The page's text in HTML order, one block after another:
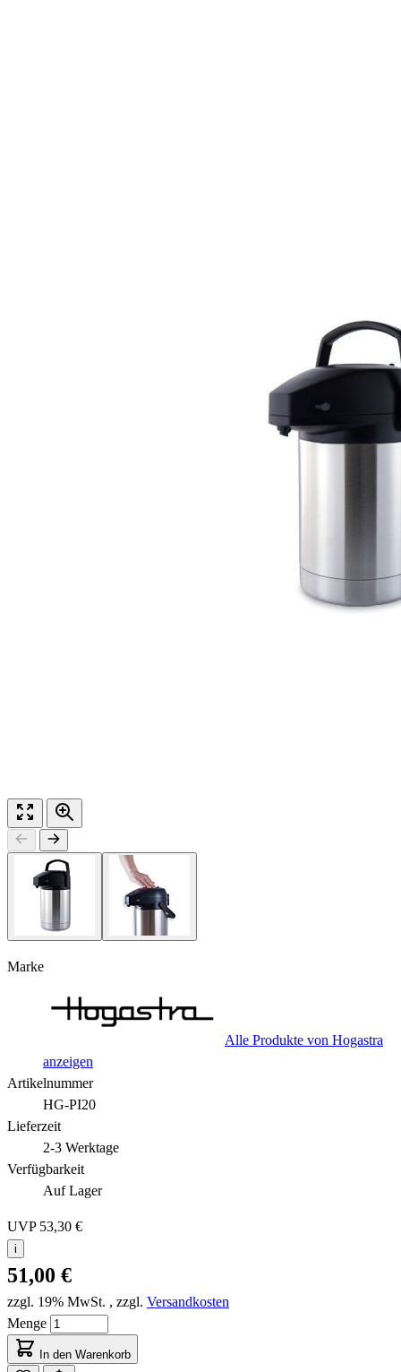
Marke
Alle Produkte von Hogastra
anzeigen
Artikelnummer
HG-PI20
Lieferzeit
2-3 Werktage
Verfügbarkeit
Auf Lager
UVP 53,30 €
i
51,00 €
zzgl. 19% MwSt. , zzgl. Versandkosten
Menge
In den Warenkorb